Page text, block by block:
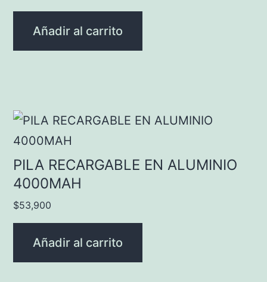
Añadir al carrito
PILA RECARGABLE EN ALUMINIO
4000MAH
$53,900
Añadir al carrito